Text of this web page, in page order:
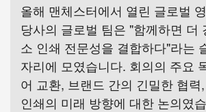
올해 맨체스터에서 열린 글로벌
당사의 글로벌 팀은 "함께하면 더
소 인쇄 전문성을 결합하다"라는
자리에 모였습니다. 회의의 주요
어 교환, 브랜드 간의 긴밀한 협력
인쇄의 미래 방향에 대한 논의였